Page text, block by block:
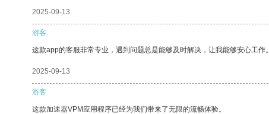
2025-09-13
游客
这款app的客服非常专业，遇到问题总是能够及时解决，让我能够安心工作。
2025-09-13
游客
这款加速器VPM应用程序已经为我们带来了无限的流畅体验。